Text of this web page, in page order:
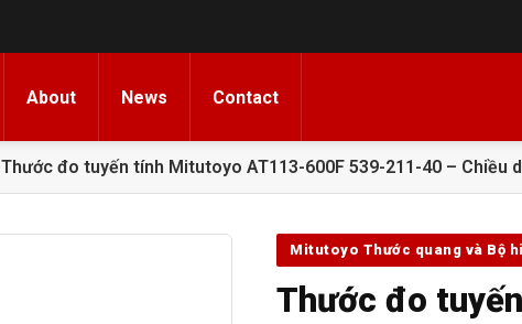
About News Contact
Thước đo tuyến tính Mitutoyo AT113-600F 539-211-40 – Chiều
Mitutoyo Thước quang và Bộ
Thước đo